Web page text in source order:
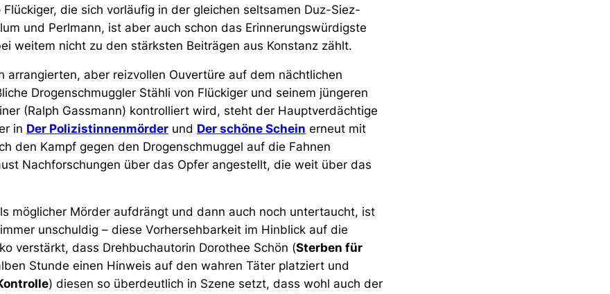
die sich vorläufig in der gleichen seltsamen Duz-Siez-
und Perlmann, ist aber auch schon das Erinnerungswürdigste
weitem nicht zu den stärksten Beiträgen aus Konstanz zählt.
arrangierten, aber reizvollen Ouvertüre auf dem nächtlichen
Drogenschmuggler Stähli von Flückiger und seinem jüngeren
(Ralph Gassmann) kontrolliert wird, steht der Hauptverdächtige
in Der Polizistinnenmörder und Der schöne Schein erneut mit
den Kampf gegen den Drogenschmuggel auf die Fahnen
Nachforschungen über das Opfer angestellt, die weit über das
möglicher Mörder aufdrängt und dann auch noch untertaucht, ist
unschuldig – diese Vorhersehbarkeit im Hinblick auf die
verstärkt, dass Drehbuchautorin Dorothee Schön (Sterben für
Stunde einen Hinweis auf den wahren Täter platziert und
) diesen so überdeutlich in Szene setzt, dass wohl auch der